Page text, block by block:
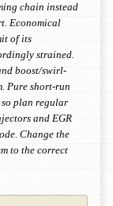
chain instead
Economical
of its
strained.
boost/swirl-
Pure short-run
so plan regular
and EGR
Change the
to the correct